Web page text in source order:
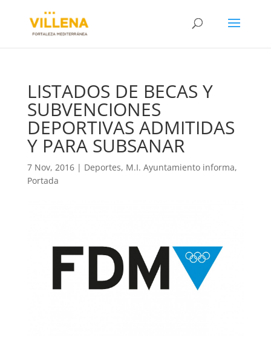
LISTADOS DE BECAS Y
SUBVENCIONES
DEPORTIVAS ADMITIDAS
Y PARA SUBSANAR
7 Nov, 2016| Deportes, M.I. Ayuntamiento informa,
Portada